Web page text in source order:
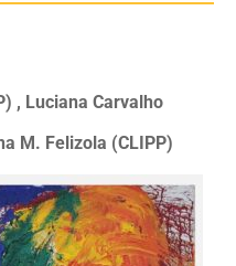
, Luciana Carvalho
M. Felizola (CLIPP)